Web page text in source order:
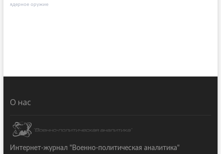
ядерное оружие
О нас
Интернет-журнал "Военно-политическая аналитика"